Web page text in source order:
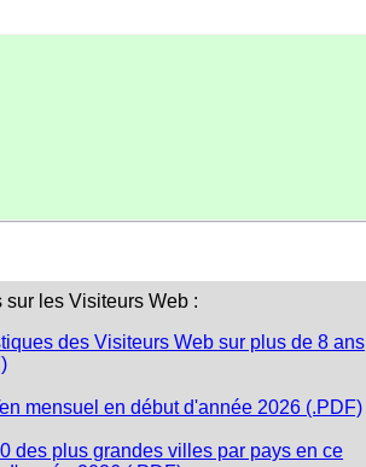
sur les Visiteurs Web :
des Visiteurs Web sur plus de 8 ans
mensuel en début d'année 2026 (.PDF)
des plus grandes villes par pays en ce